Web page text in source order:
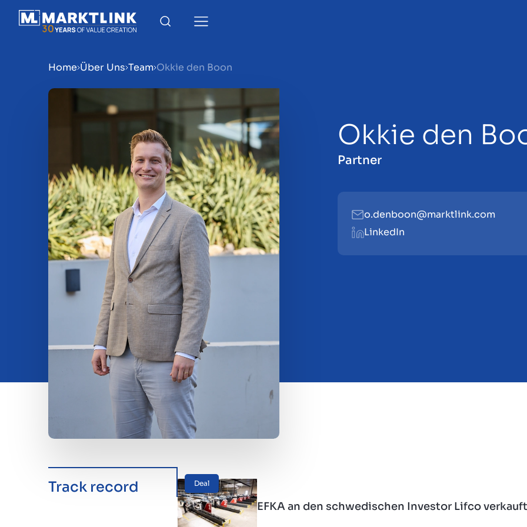
Menu
Verkaufsvorbereitung
Unternehmen verkaufen
Unternehmen kaufen
Insights
Über uns
Home Über Uns Team Okkie den Boon
Okkie den
Partner
o.denboon@marktlink.com
LinkedIn
Track record Deal
EFKA an den schwedischen Investor Lifco verkauft